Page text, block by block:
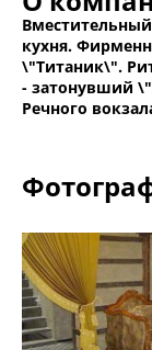
Вместительный
кухня.
\"Титаник\".
- затонувший
Речного